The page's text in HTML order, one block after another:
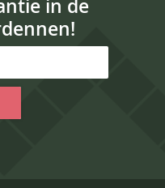
in de